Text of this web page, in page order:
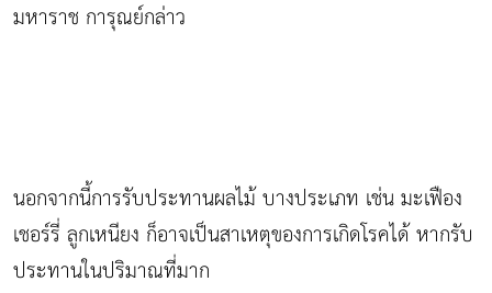
มหาราช การุณย์กล่าว
นอกจากนี้การรับประทานผลไม้ บางประเภท เช่น มะเฟือง
เชอร์รี่ ลูกเหนียง ก็อาจเป็นสาเหตุของการเกิดโรคได้ หากรับ
ประทานในปริมาณที่มาก